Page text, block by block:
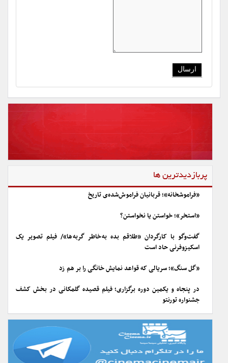
پربازدیدترین ها
«فراموشخانه»؛ قربانیان فراموش‌شده‌ی تاریخ
«استخر»؛ خواستن یا نخواستن؟
گفت‌وگو با کارگردان «طلاقم بده به خاطر گربه ها»/ فیلم تصویر یک
اسکیزوفرنی حاد است
«گل سنگ»؛ سریالی که قواعد نمایش خانگی را بر هم زد
در پنجاه و یکمین دوره برگزاری؛ فیلم قصیده گلمکانی در بخش کشف
جشنواره تورنتو